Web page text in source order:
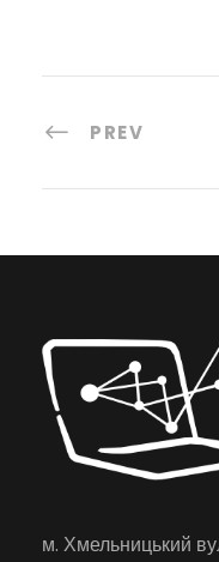
PREV
м. Хмельницький